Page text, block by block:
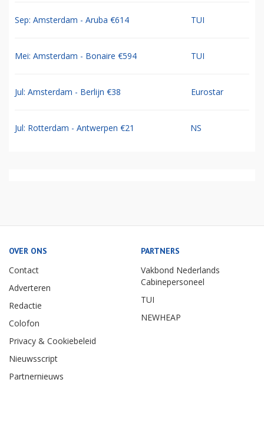
Sep: Amsterdam - Aruba €614 TUI
Mei: Amsterdam - Bonaire €594 TUI
Jul: Amsterdam - Berlijn €38 Eurostar
Jul: Rotterdam - Antwerpen €21 NS
OVER ONS
Contact
Adverteren
Redactie
Colofon
Privacy & Cookiebeleid
Nieuwsscript
Partnernieuws
PARTNERS
Vakbond Nederlands
Cabinepersoneel
TUI
NEWHEAP